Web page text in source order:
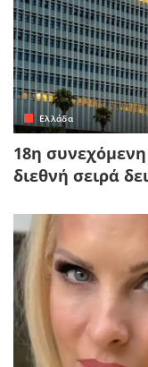
Ελλάδα
18η
διεθνή σειρά